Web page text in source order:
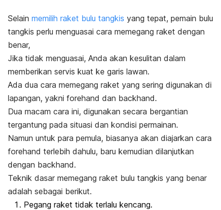
Selain memilih raket bulu tangkis yang tepat, pemain bulu
tangkis perlu menguasai cara memegang raket dengan
benar,
Jika tidak menguasai, Anda akan kesulitan dalam
memberikan servis kuat ke garis lawan.
Ada dua cara memegang raket yang sering digunakan di
lapangan, yakni forehand dan backhand.
Dua macam cara ini, digunakan secara bergantian
tergantung pada situasi dan kondisi permainan.
Namun untuk para pemula, biasanya akan diajarkan cara
forehand terlebih dahulu, baru kemudian dilanjutkan
dengan backhand.
Teknik dasar memegang raket bulu tangkis yang benar
adalah sebagai berikut.
Pegang raket tidak terlalu kencang.